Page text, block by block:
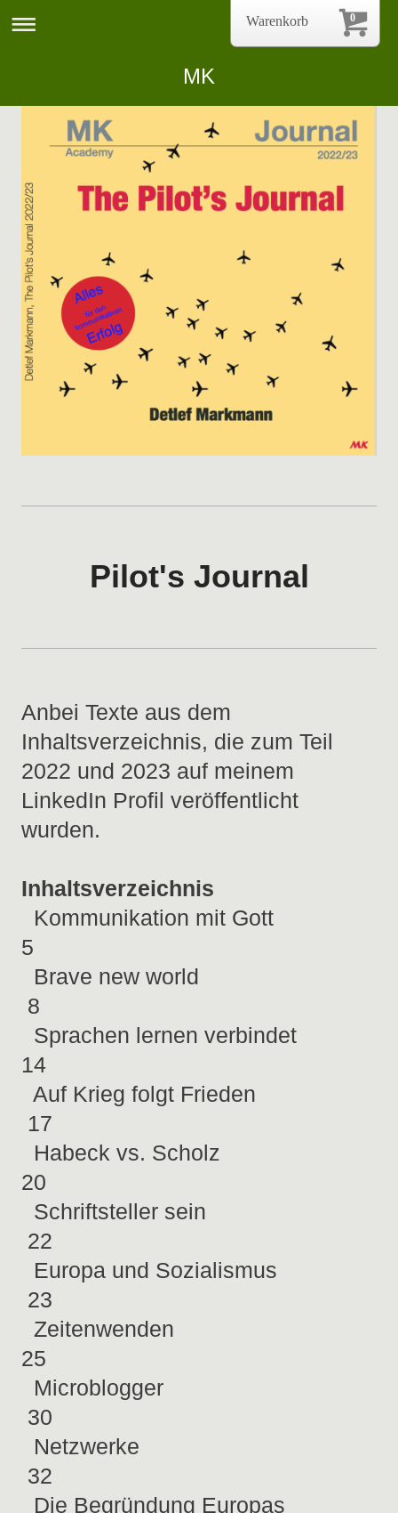
MK
Pilot's Journal
Anbei Texte aus dem
Inhaltsverzeichnis, die zum Teil
2022 und 2023 auf meinem
LinkedIn Profil veröffentlicht
wurden.
Inhaltsverzeichnis
Kommunikation mit Gott
5
Brave new world
8
Sprachen lernen verbindet
14
Auf Krieg folgt Frieden
17
Habeck vs. Scholz
20
Schriftsteller sein
22
Europa und Sozialismus
23
Zeitenwenden
25
Microblogger
30
Netzwerke
32
Die Begründung Europas
0
Warenkorb